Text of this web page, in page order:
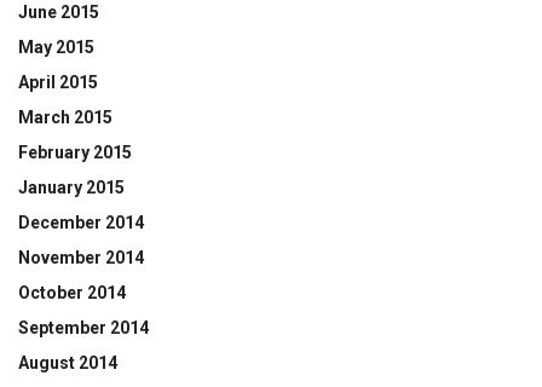
June 2015
May 2015
April 2015
March 2015
February 2015
January 2015
December 2014
November 2014
October 2014
September 2014
August 2014